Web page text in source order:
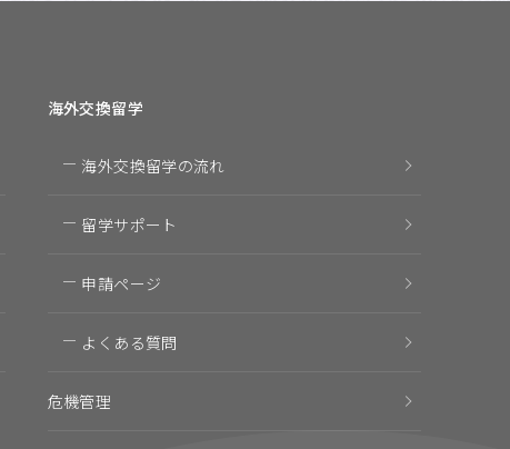
海外交換留学
海外交換留学の流れ
留学サポート
申請ページ
よくある質問
危機管理